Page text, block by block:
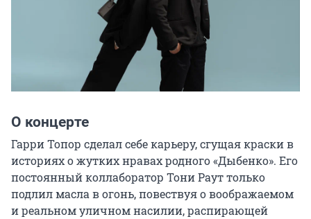
О концерте
Гарри Топор сделал себе карьеру, сгущая краски в
историях о жутких нравах родного «Дыбенко». Его
постоянный коллаборатор Тони Раут только
подлил масла в огонь, повествуя о воображаемом
и реальном уличном насилии, распирающей